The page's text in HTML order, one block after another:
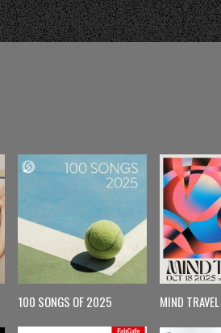
100 SONGS OF 2025 MIND TRAVEL